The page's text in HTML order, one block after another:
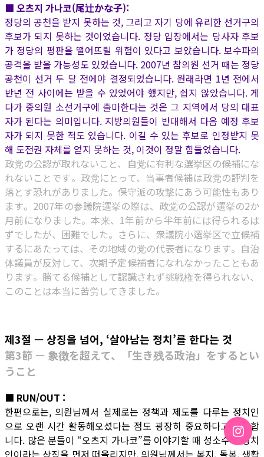
■ 오츠지 가나코(尾辻かな子):
정당의 공천을 받지 못하는 것, 그리고 자기 당에 유리한 선거구의
후보가 되지 못하는 것이었습니다. 정당 입장에서는 당사자 후보
가 정당의 평판을 떨어뜨릴 위험이 있다고 보았습니다. 보수파의
공격을 받을 가능성도 있었습니다. 2007년 참의원 선거 때는 정당
공천이 선거 두 달 전에야 결정되었습니다. 원래라면 1년 전에서
반년 전 사이에는 받을 수 있었어야 했지만, 쉽지 않았습니다. 게
다가 중의원 소선거구에 출마한다는 것은 그 지역에서 당의 대표
자가 된다는 의미입니다. 지방의원들이 반대해서 다음 예정 후보
자가 되지 못한 적도 있습니다. 이길 수 있는 후보로 인정받지 못
해 도전권 자체를 얻지 못하는 것, 이것이 정말 힘들었습니다.
政党の公認が取れないこと、自党に有利な選挙区の候補にな
れないことです。政党にとって、当事者候補は政党の評判を
落とす恐れがありました。保守派の攻撃にあう可能性もあり
ます。2007年の参議院選挙の際は、政党の公認が選挙の2か
月前になりました。本来、1年前から半年前には得られるは
ずでしたが、困難でした。さらに、衆議院小選挙区で立候補
するにあたっては、その地域の党の代表者になります。自治
体議員が反対して、次期予定候補者になれなかったこともあ
ります。勝てる候補として認識されず挑戦権を得られない、
このことは本当に苦労してきました。
제3절 — 상징을 넘어, ‘살아남는 정치’를 한다는 것
第3節 — 象徴を超えて、「生き残る政治」をするとい
うこと
■ RUN/OUT :
한편으로는, 의원님께서 실제로는 정책과 제도를 다루는 정치인
으로 오랜 시간 활동해오셨다는 점도 굉장히 중요하다고 생각합
니다. 많은 분들이 “오츠지 가나코”를 이야기할 때 성소수자 정치